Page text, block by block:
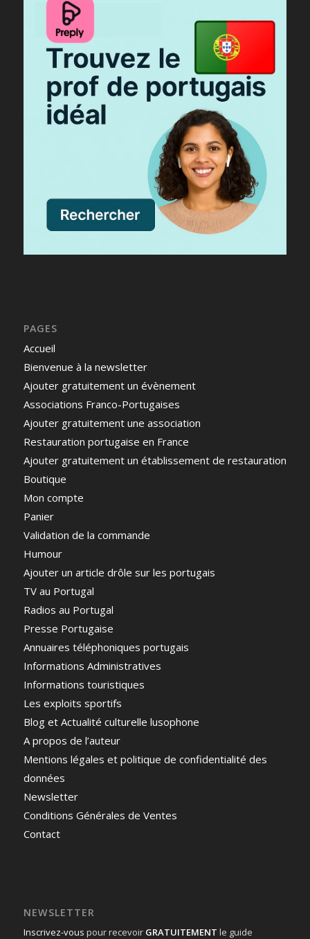
PAGES
Accueil
Bienvenue à la newsletter
Ajouter gratuitement un évènement
Associations Franco-Portugaises
Ajouter gratuitement une association
Restauration portugaise en France
Ajouter gratuitement un établissement de restauration
Boutique
Mon compte
Panier
Validation de la commande
Humour
Ajouter un article drôle sur les portugais
TV au Portugal
Radios au Portugal
Presse Portugaise
Annuaires téléphoniques portugais
Informations Administratives
Informations touristiques
Les exploits sportifs
Blog et Actualité culturelle lusophone
A propos de l’auteur
Mentions légales et politique de confidentialité des
données
Newsletter
Conditions Générales de Ventes
Contact
NEWSLETTER
Inscrivez-vous pour recevoir GRATUITEMENT le guide